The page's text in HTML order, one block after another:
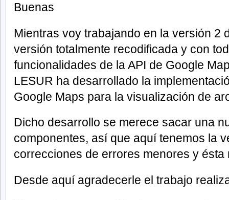
Buenas
Mientras voy trabajando en la versión 2
versión totalmente recodificada y con
funcionalidades de la API de Google
LESUR ha desarrollado la
Google Maps para la visualización de
Dicho desarrollo se merece sacar una
componentes, así que aquí tenemos la
correcciones de errores menores y ésta
Desde aquí agradecerle el trabajo